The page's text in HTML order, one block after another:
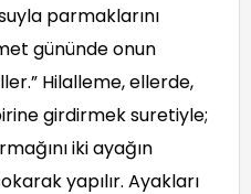
parmaklarını
gününde onun
Hilalleme, ellerde,
girdirmek suretiyle;
iki ayağın
yapılır. Ayakları